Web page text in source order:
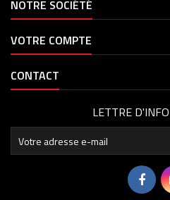
NOTRE SOCIÉTÉ
VOTRE COMPTE
CONTACT
LETTRE